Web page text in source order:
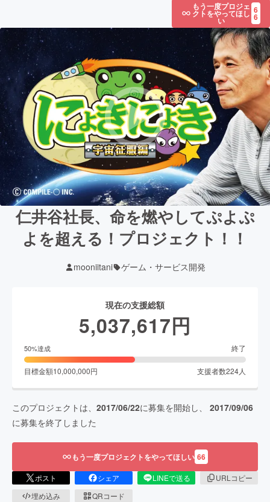
もう一度プロジェ
クトをやってほし
い
6
6
仁井谷社長、命を燃やしてぷよぷ
よを超える！プロジェクト！！
mooniitani ゲーム・サービス開発
現在の支援総額
5,037,617円
50%達成 終了
目標金額10,000,000円 支援者数224人
このプロジェクトは、 2017/06/22に募集を開始し、 2017/09/06
に募集を終了しました
もう一度プロジェクトをやってほしい 66
ポスト シェア LINEで送る
URLコピー
埋め込み
QRコード